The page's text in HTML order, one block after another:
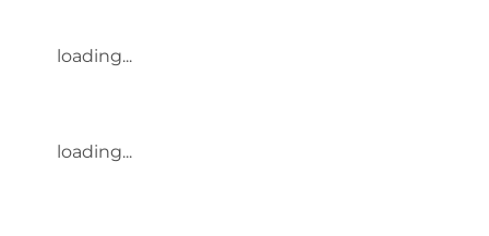
loading...
loading...